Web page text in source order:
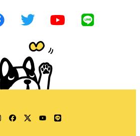
Instagram
Facebook
TwitterYouTube
LINE